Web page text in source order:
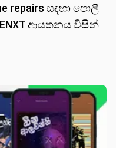
repairs සඳහා පොලී
ආයතනය විසින්